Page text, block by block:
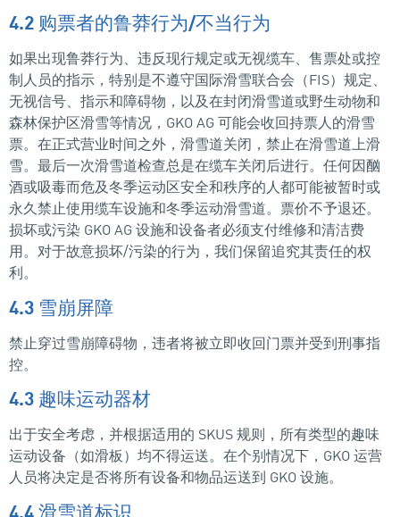
4.2 购票者的鲁莽行为/不当行为
如果出现鲁莽行为、违反现行规定或无视缆车、售票处或控
制人员的指示，特别是不遵守国际滑雪联合会（FIS）规定、
无视信号、指示和障碍物，以及在封闭滑雪道或野生动物和
森林保护区滑雪等情况，GKO AG 可能会收回持票人的滑雪
票。在正式营业时间之外，滑雪道关闭，禁止在滑雪道上滑
雪。最后一次滑雪道检查总是在缆车关闭后进行。任何因酗
酒或吸毒而危及冬季运动区安全和秩序的人都可能被暂时或
永久禁止使用缆车设施和冬季运动滑雪道。票价不予退还。
损坏或污染 GKO AG 设施和设备者必须支付维修和清洁费
用。对于故意损坏/污染的行为，我们保留追究其责任的权
利。
4.3 雪崩屏障
禁止穿过雪崩障碍物，违者将被立即收回门票并受到刑事指
控。
4.3 趣味运动器材
出于安全考虑，并根据适用的 SKUS 规则，所有类型的趣味
运动设备（如滑板）均不得运送。在个别情况下，GKO 运营
人员将决定是否将所有设备和物品运送到 GKO 设施。
4.4 滑雪道标识